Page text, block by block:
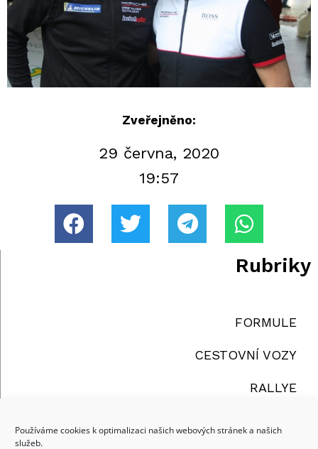
Používáme cookies k optimalizaci našich webových stránek a našich
služeb.
Zveřejněno:
29 června, 2020
19:57
Rubriky
FORMULE
CESTOVNÍ VOZY
RALLYE